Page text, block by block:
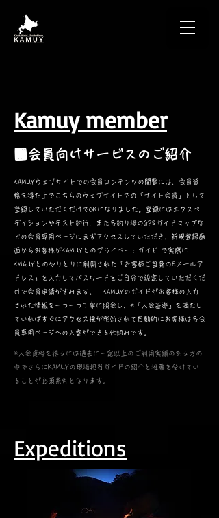
​Kamuy member
​■会員向けサービスのご紹介
KAMUYウェブサイト での会員コンテンツの閲覧には、会員資
格を得た上でこちらのウェブサイトでの「サイト会員」として
登録していただくだけでOKになりました。登録にはエクスペ
ディションやテスト釣行、また各釣り場のGPSガイドマップな
どの会員専用ページにまずアクセスしていただき、新規登録画
面からお客様がKAMUYとのプライベートガイド で実際に
KMAUYとのやりとりに利用された「お客様ご自身のEメールア
ドレス」を入力してパスワードをご自分で設定していただくだ
けで会員申請がすみます。 KAMUYのガイドがお客様の入力
された情報を一つ一つ丁寧に照会し、*「入会基準」を満たし
ていればすぐにアクセス権が発効されて自動的にお客様は各会
員専用ページへの入室ができる仕組みです。
*入会資格を得るには過去に一定以上のご利用実績のある方の
中でさらにKAMUYの現場担当ガイドの紹介と推薦を受けてい
ることが必須条件となります。
​Expeditions